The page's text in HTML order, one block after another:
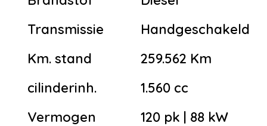
Transmissie
Handgeschakeld
Km. stand
259.562 Km
cilinderinh.
1.560 cc
Vermogen
120 pk | 88 kW